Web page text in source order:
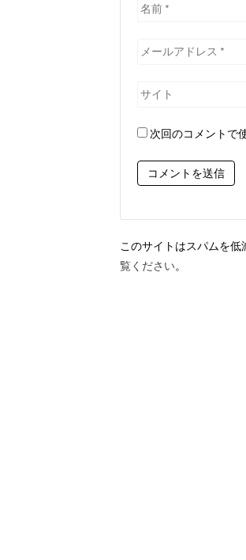
名
メ
ル
ド
ス
*
サ
ト 次回のコメントで
このサイトはスパムを低
覧ください。